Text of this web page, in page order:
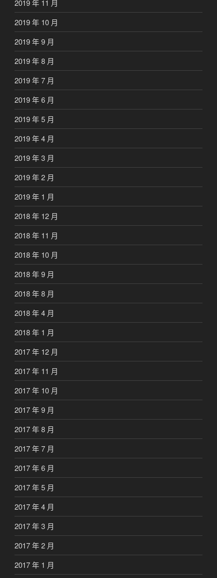
2019 年 11 月
2019 年 10 月
2019 年 9 月
2019 年 8 月
2019 年 7 月
2019 年 6 月
2019 年 5 月
2019 年 4 月
2019 年 3 月
2019 年 2 月
2019 年 1 月
2018 年 12 月
2018 年 11 月
2018 年 10 月
2018 年 9 月
2018 年 8 月
2018 年 4 月
2018 年 1 月
2017 年 12 月
2017 年 11 月
2017 年 10 月
2017 年 9 月
2017 年 8 月
2017 年 7 月
2017 年 6 月
2017 年 5 月
2017 年 4 月
2017 年 3 月
2017 年 2 月
2017 年 1 月